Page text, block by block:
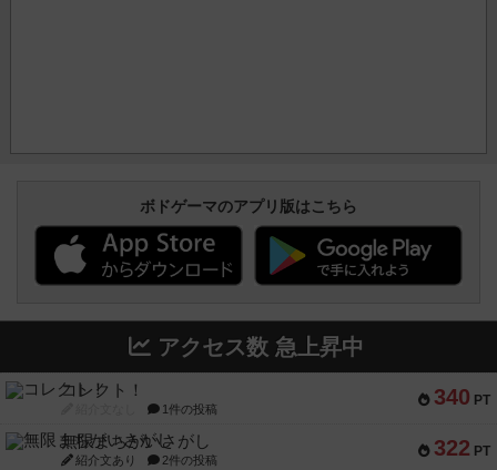
ボドゲーマのアプリ版はこちら
アクセス数 急上昇中
340 PT
コレクト！
1件の投稿
322 PT
無限まちがいさがし
紹介文あり 2件の投稿